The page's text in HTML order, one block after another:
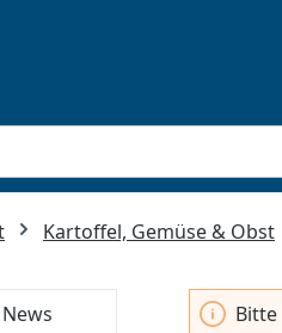
Kartoffel, Gemüse & Obst
Bitte